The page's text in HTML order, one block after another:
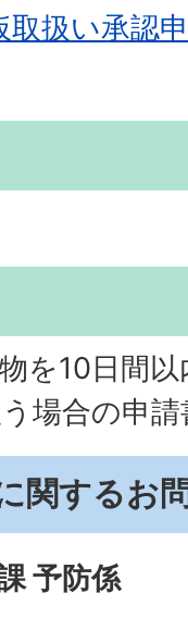
取扱い承認
を10日間
場合の申
関するお
予防係